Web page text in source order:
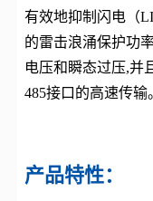
有效地抑制闪电（
的雷击浪涌保护功
电压和瞬态过压,并
485接口的高速传输
产品特性：